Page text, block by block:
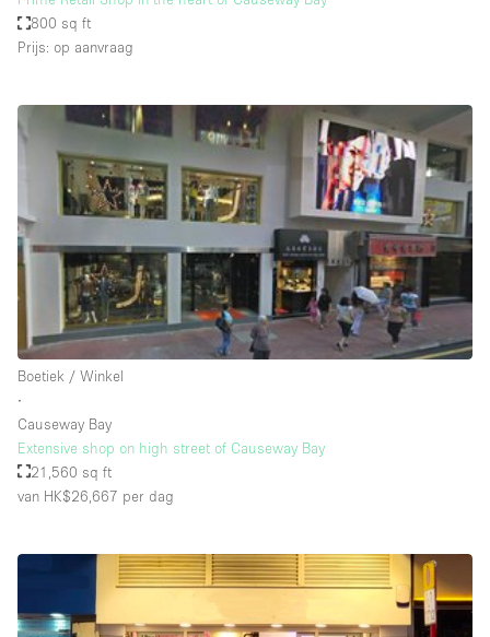
Kledingrek
Leefruimte
Meerdere kamers
Meubilair
Paskamers
RAW
Schitterend uitzicht
Smoking Area
Soundproof
Straatniveau
Terrace
Toegankelijk voor mensen met handicap
Toonbanken
Tuin
800 sq ft
Prijs: op aanvraag
Boetiek / Winkel
∙
Causeway Bay
Extensive shop on high street of Causeway Bay
21,560 sq ft
van HK$26,667 per dag